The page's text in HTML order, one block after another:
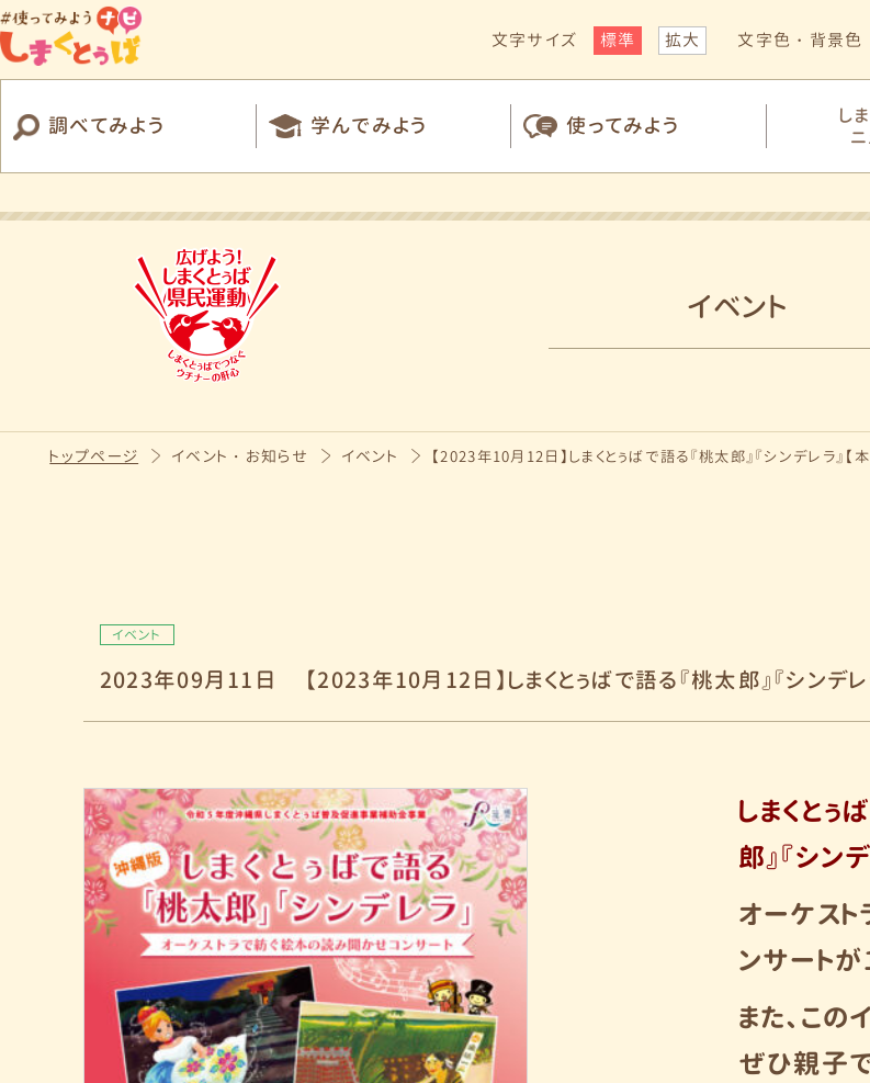
文字サイズ 標準 拡大 文字色・背景色
調べてみよう 学んでみよう 使ってみよう
し
イベント
トップページ イベント・お知らせ イベント 【2023年10月12日】しまくとぅばで語る『桃太郎』『シンデレラ』【
イベント
2023年09月11日 【2023年10月12日】しまくとぅばで語る『桃太郎』『シンデレ
しまくとぅ
郎』『シン
オーケス
ンサートが
また、こ
ぜひ親子